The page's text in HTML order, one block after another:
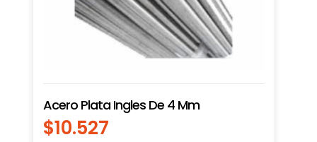
Acero Plata Ingles De 4 Mm
$10.527